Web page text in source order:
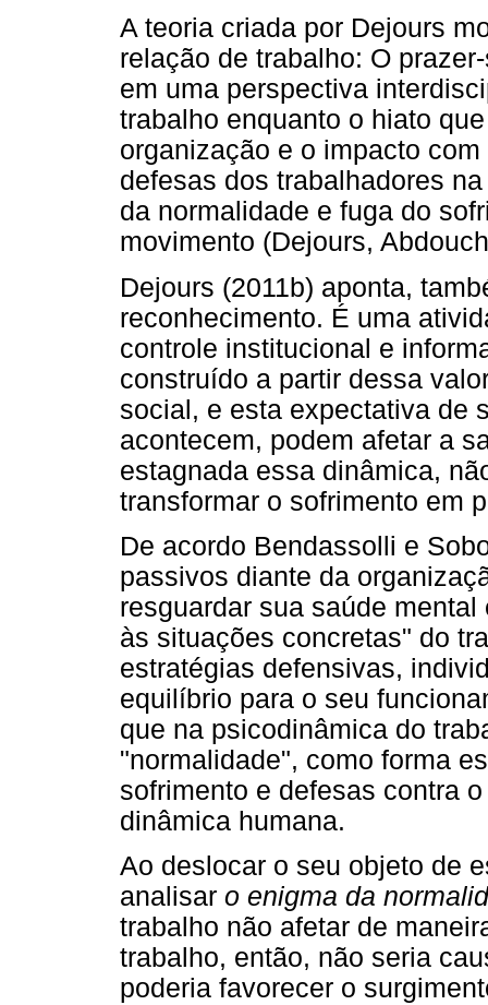
A teoria criada por Dejours
relação de trabalho: O
em uma perspectiva
trabalho enquanto o hiato
organização e o impacto
defesas dos trabalhadores
da normalidade e fuga do
movimento (Dejours,
Dejours (2011b) aponta,
reconhecimento. É uma
controle institucional e
construído a partir dessa
social, e esta expectativa de
acontecem, podem afetar a
estagnada essa dinâmica,
transformar o sofrimento em
De acordo Bendassolli e
passivos diante da
resguardar sua saúde
às situações concretas" do
estratégias defensivas,
equilíbrio para o seu
que na psicodinâmica do
"normalidade", como forma
sofrimento e defesas contra
dinâmica humana.
Ao deslocar o seu objeto de
analisar o enigma da
trabalho não afetar de
trabalho, então, não seria
poderia favorecer o